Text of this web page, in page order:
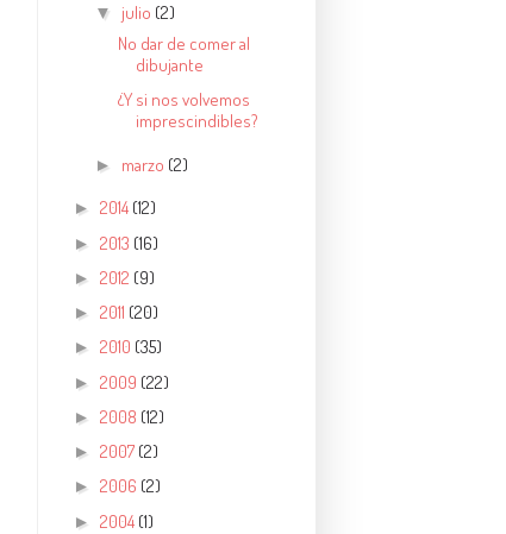
▼ julio (2)
No dar de comer al
dibujante
¿Y si nos volvemos
imprescindibles?
► marzo (2)
► 2014 (12)
► 2013 (16)
► 2012 (9)
► 2011 (20)
► 2010 (35)
► 2009 (22)
► 2008 (12)
► 2007 (2)
► 2006 (2)
► 2004 (1)